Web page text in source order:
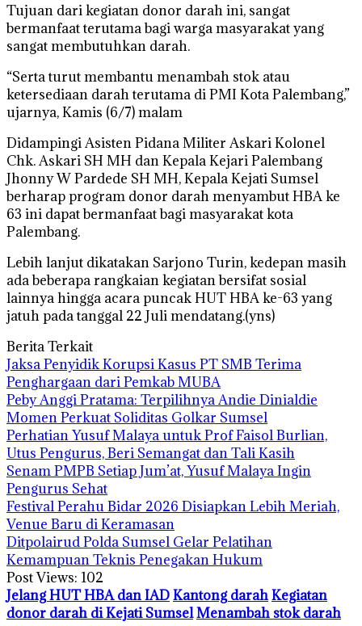
Tujuan dari kegiatan donor darah ini, sangat
bermanfaat terutama bagi warga masyarakat yang
sangat membutuhkan darah.
“Serta turut membantu menambah stok atau
ketersediaan darah terutama di PMI Kota Palembang,”
ujarnya, Kamis (6/7) malam
Didampingi Asisten Pidana Militer Askari Kolonel
Chk. Askari SH MH dan Kepala Kejari Palembang
Jhonny W Pardede SH MH, Kepala Kejati Sumsel
berharap program donor darah menyambut HBA ke
63 ini dapat bermanfaat bagi masyarakat kota
Palembang.
Lebih lanjut dikatakan Sarjono Turin, kedepan masih
ada beberapa rangkaian kegiatan bersifat sosial
lainnya hingga acara puncak HUT HBA ke-63 yang
jatuh pada tanggal 22 Juli mendatang.(yns)
Berita Terkait
Jaksa Penyidik Korupsi Kasus PT SMB Terima
Penghargaan dari Pemkab MUBA
Peby Anggi Pratama: Terpilihnya Andie Dinialdie
Momen Perkuat Soliditas Golkar Sumsel
Perhatian Yusuf Malaya untuk Prof Faisol Burlian,
Utus Pengurus, Beri Semangat dan Tali Kasih
Senam PMPB Setiap Jum’at, Yusuf Malaya Ingin
Pengurus Sehat
Festival Perahu Bidar 2026 Disiapkan Lebih Meriah,
Venue Baru di Keramasan
Ditpolairud Polda Sumsel Gelar Pelatihan
Kemampuan Teknis Penegakan Hukum
Post Views: 102
Jelang HUT HBA dan IADKantong darahKegiatan
donor darah di Kejati SumselMenambah stok darah